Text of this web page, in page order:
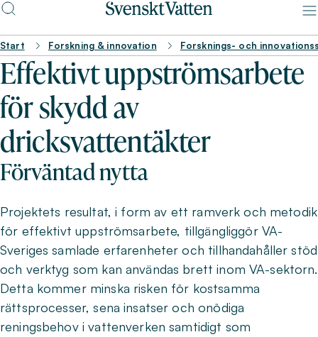
Start Forskning & innovation Forsknings- och
Effektivt uppströmsarbete
för skydd av
dricksvattentäkter
Förväntad nytta
Projektets resultat, i form av ett ramverk och metodik
för effektivt uppströmsarbete, tillgängliggör VA-
Sveriges samlade erfarenheter och tillhandahåller stöd
och verktyg som kan användas brett inom VA-sektorn.
Detta kommer minska risken för kostsamma
rättsprocesser, sena insatser och onödiga
reningsbehov i vattenverken samtidigt som